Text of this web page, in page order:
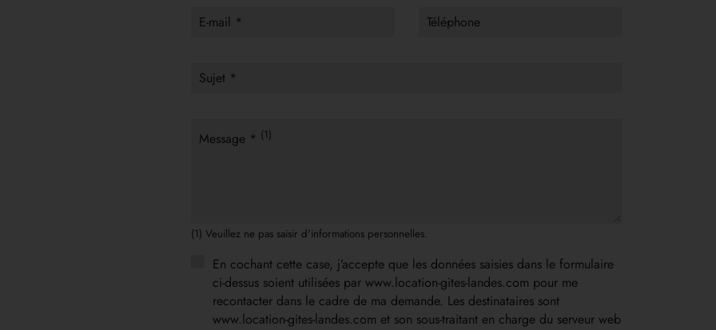
E-mail * Téléphone
Sujet *
Message * (1)
(1) Veuillez ne pas saisir d'informations personnelles.
En cochant cette case, j’accepte que les données saisies dans le formulaire
ci-dessus soient utilisées par www.location-gites-landes.com pour me
recontacter dans le cadre de ma demande. Les destinataires sont
www.location-gites-landes.com et son sous-traitant en charge du serveur web